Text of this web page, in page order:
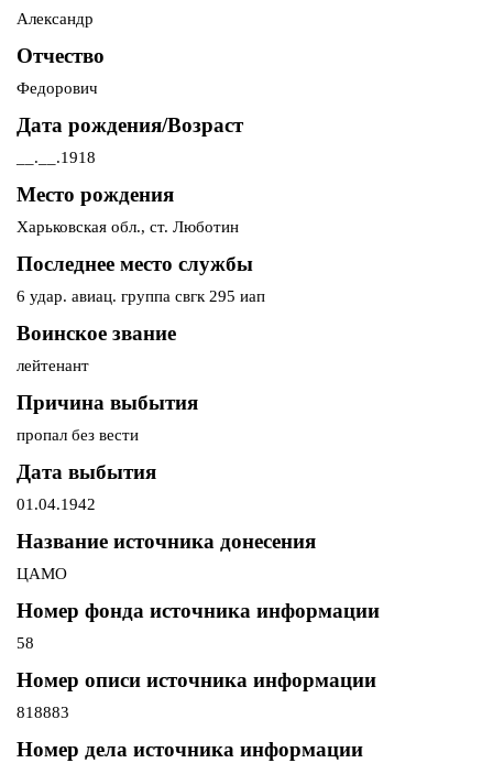
Александр
Отчество
Федорович
Дата рождения/Возраст
__.__.1918
Место рождения
Харьковская обл., ст. Люботин
Последнее место службы
6 удар. авиац. группа cвгк 295 иап
Воинское звание
лейтенант
Причина выбытия
пропал без вести
Дата выбытия
01.04.1942
Название источника донесения
ЦАМО
Номер фонда источника информации
58
Номер описи источника информации
818883
Номер дела источника информации